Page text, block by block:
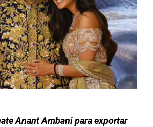
Anant Ambani para exportar